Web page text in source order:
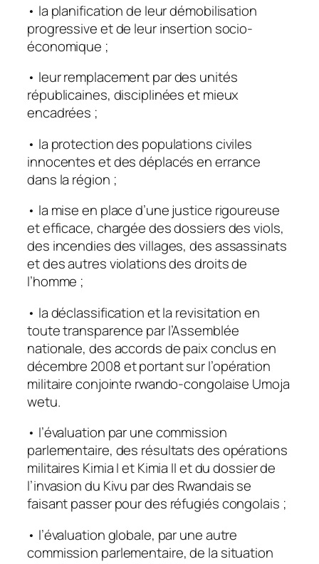
• la planification de leur démobilisation
progressive et de leur insertion socio-
économique ;
• leur remplacement par des unités
républicaines, disciplinées et mieux
encadrées ;
• la protection des populations civiles
innocentes et des déplacés en errance
dans la région ;
• la mise en place d’une justice rigoureuse
et efficace, chargée des dossiers des viols,
des incendies des villages, des assassinats
et des autres violations des droits de
l’homme ;
• la déclassification et la revisitation en
toute transparence par l’Assemblée
nationale, des accords de paix conclus en
décembre 2008 et portant sur l’opération
militaire conjointe rwando-congolaise Umoja
wetu.
• l’évaluation par une commission
parlementaire, des résultats des opérations
militaires Kimia I et Kimia II et du dossier de
l’invasion du Kivu par des Rwandais se
faisant passer pour des réfugiés congolais ;
• l’évaluation globale, par une autre
commission parlementaire, de la situation